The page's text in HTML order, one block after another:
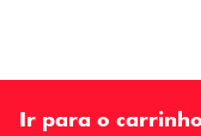
Ir para o carrinho